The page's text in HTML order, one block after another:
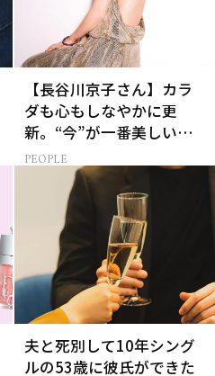
【長谷川京子さん】カラ
ダも心もしなやかに更
新。“今”が一番美しい
［特別画像集］
PEOPLE
夫と死別して10年シング
ルの53歳に彼氏ができた